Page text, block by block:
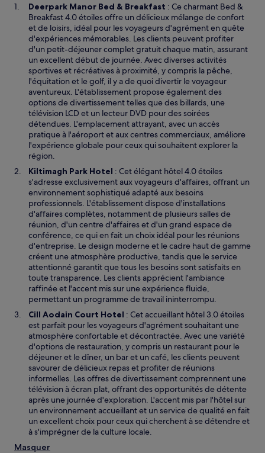
Deerpark Manor Bed & Breakfast : Ce charmant Bed &
Breakfast 4.0 étoiles offre un délicieux mélange de confort
et de loisirs, idéal pour les voyageurs d'agrément en quête
d'expériences mémorables. Les clients peuvent profiter
d'un petit-déjeuner complet gratuit chaque matin, assurant
un excellent début de journée. Avec diverses activités
sportives et récréatives à proximité, y compris la pêche,
l'équitation et le golf, il y a de quoi divertir le voyageur
aventureux. L'établissement propose également des
options de divertissement telles que des billards, une
télévision LCD et un lecteur DVD pour des soirées
détendues. L'emplacement attrayant, avec un accès
pratique à l'aéroport et aux centres commerciaux, améliore
l'expérience globale pour ceux qui souhaitent explorer la
région.
Kiltimagh Park Hotel : Cet élégant hôtel 4.0 étoiles
s'adresse exclusivement aux voyageurs d'affaires, offrant un
environnement sophistiqué adapté aux besoins
professionnels. L'établissement dispose d'installations
d'affaires complètes, notamment de plusieurs salles de
réunion, d'un centre d'affaires et d'un grand espace de
conférence, ce qui en fait un choix idéal pour les réunions
d'entreprise. Le design moderne et le cadre haut de gamme
créent une atmosphère productive, tandis que le service
attentionné garantit que tous les besoins sont satisfaits en
toute transparence. Les clients apprécient l'ambiance
raffinée et l'accent mis sur une expérience fluide,
permettant un programme de travail ininterrompu.
Cill Aodain Court Hotel : Cet accueillant hôtel 3.0 étoiles
est parfait pour les voyageurs d'agrément souhaitant une
atmosphère confortable et décontractée. Avec une variété
d'options de restauration, y compris un restaurant pour le
déjeuner et le dîner, un bar et un café, les clients peuvent
savourer de délicieux repas et profiter de réunions
informelles. Les offres de divertissement comprennent une
télévision à écran plat, offrant des opportunités de détente
après une journée d'exploration. L'accent mis par l'hôtel sur
un environnement accueillant et un service de qualité en fait
un excellent choix pour ceux qui cherchent à se détendre et
à s'imprégner de la culture locale.
Masquer